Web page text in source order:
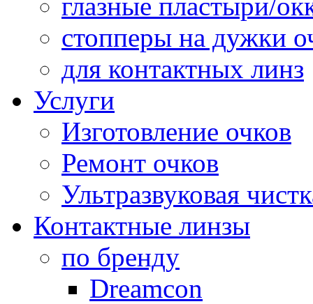
стопперы на дужки
для контактных линз
Услуги
Изготовление очков
Ремонт очков
Ультразвуковая
Контактные линзы
по бренду
Dreamcon